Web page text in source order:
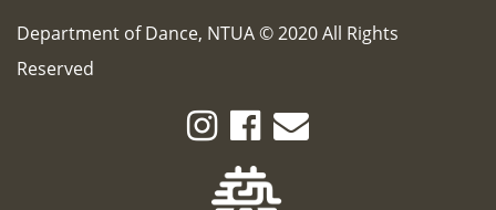
Department of Dance, NTUA © 2020 All Rights
Reserved